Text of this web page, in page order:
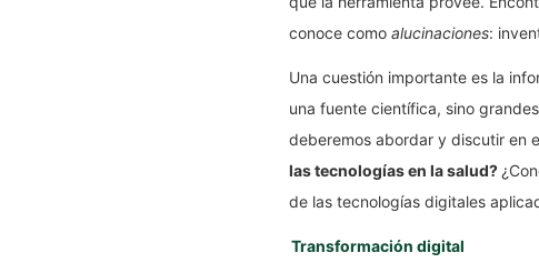
conoce como alucinaciones:
Una cuestión importante es la
una fuente científica, sino
deberemos abordar y discutir en
las tecnologías en la salud?
de las tecnologías digitales
Transformación digital